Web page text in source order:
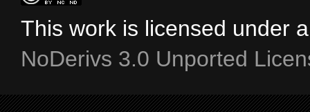
This work is licensed under
NoDerivs 3.0 Unported